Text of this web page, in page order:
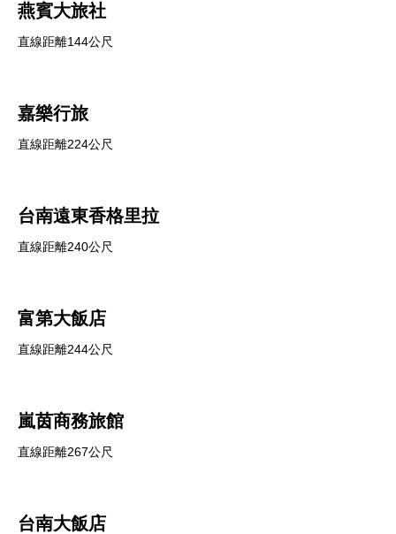
燕賓大旅社
直線距離144公尺
嘉樂行旅
直線距離224公尺
台南遠東香格里拉
直線距離240公尺
富第大飯店
直線距離244公尺
嵐茵商務旅館
直線距離267公尺
台南大飯店